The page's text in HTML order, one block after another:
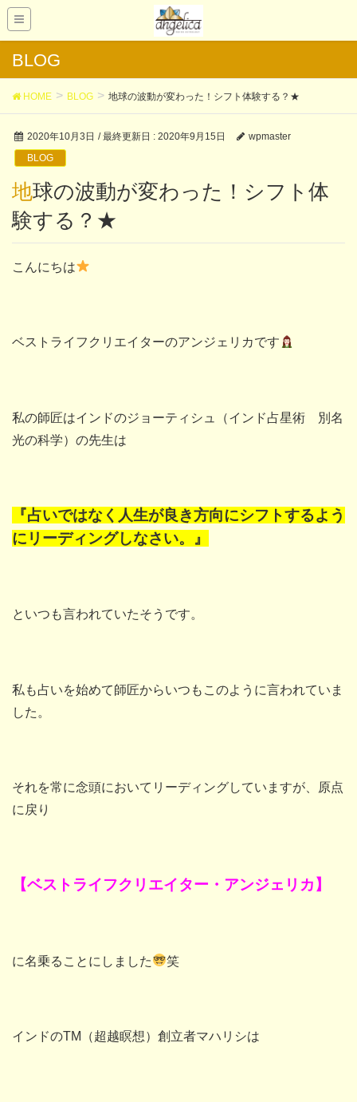
BLOG
HOME BLOG 地球の波動が変わった！シフト体験する？★
2020年10月3日 / 最終更新日 : 2020年9月15日
wpmaster
BLOG
地球の波動が変わった！シフト体
験する？★
こんにちは
ベストライフクリエイターのアンジェリカです
私の師匠はインドのジョーティシュ（インド占星術 別名
光の科学）の先生は
『占いではなく人生が良き方向にシフトするよう
にリーディングしなさい。』
といつも言われていたそうです。
私も占いを始めて師匠からいつもこのように言われていま
した。
それを常に念頭においてリーディングしていますが、原点
に戻り
【ベストライフクリエイター・アンジェリカ】
に名乗ることにしました 笑
インドのTM（超越瞑想）創立者マハリシは